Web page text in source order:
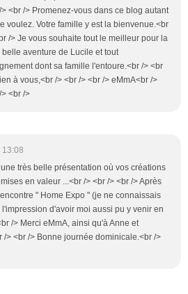
> <br /> Promenez-vous dans ce blog autant
voulez. Votre famille y est la bienvenue.<br
/> Je vous souhaite tout le meilleur pour la
aventure de Lucile et tout
dont sa famille l'entoure.<br /> <br
à vous,<br /> <br /> <br /> eMmA<br />
<br />
très belle présentation où vos créations
en valeur ...<br /> <br /> <br /> Après
" Home Expo " (je ne connaissais
d'avoir moi aussi pu y venir en
/> Merci eMmA, ainsi qu'à Anne et
/> <br /> Bonne journée dominicale.<br />